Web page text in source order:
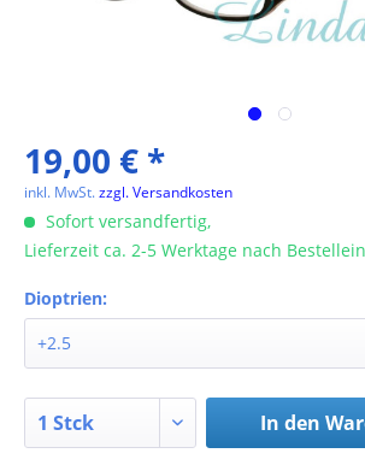
19,00 € *
inkl. MwSt.zzgl. Versandkosten
Sofort versandfertig,
Lieferzeit ca. 2-5 Werktage nach
Dioptrien:
In den